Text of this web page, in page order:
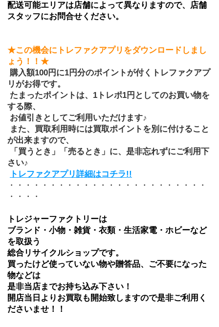
配送可能エリアは店舗によって異なりますので、店舗
スタッフにお問合せください。
★この機会にトレファクアプリをダウンロードしまし
ょう！！★
リがお得です。
する際、
お値引きとしてご利用いただけます♪
が出来ますので、
さい♪
トレファクアプリ詳細はコチラ!!
・・・・・・・・・・・・・・・・・・・・・・・・
・・・・
トレジャーファクトリーは
ブランド・小物・雑貨・衣類・生活家電・ホビーなど
を取扱う
総合リサイクルショップです。
買ったけど使っていない物や贈答品、ご不要になった
物などは
是非当店までお持ち込み下さい！
開店当日よりお買取も開始致しますので是非ご利用く
ださいませ！！